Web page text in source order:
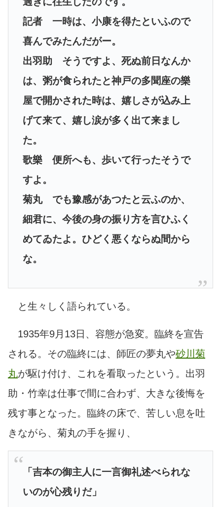
記者 一時は、小康を得たといふので
喜んでみたんだがー。
出羽助 そうですよ、死ぬ前日なんか
は、粥が食られたと神戸の多聞座の樂
屋で開かされた時は、嬉しさが込み上
げて来て、嬉し涙が多く出て来まし
た。
歌樂 便所へも、歩いて行ったそうで
すよ。
菊丸 でも豫感があつたと云ふのか、
細君に、今後の身の振り方を言ひふく
めてゐたよ。ひどく悪くならぬ間から
な。
と生々しく語られている。
1935年9月13日、容態が急変。臨終を宣告
される。 その臨終には、師匠の夢丸や砂川菊
丸が駆け付け、これを看取ったという。出羽
助・竹幸は仕事で間に合わず、大きな後悔を
残す事となった。臨終の床で、苦しい息を吐
きながら、菊丸の手を握り、
「吉本の御主人に一言御礼述べられな
いのが心残りだ」